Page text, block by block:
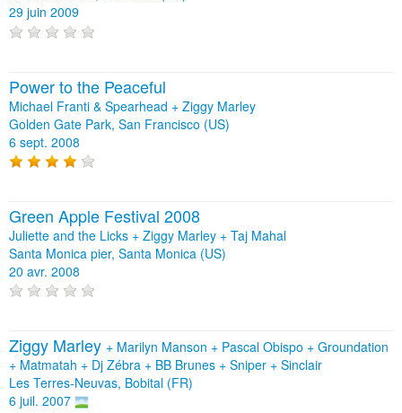
29 juin 2009
Power to the Peaceful
Michael Franti & Spearhead + Ziggy Marley
Golden Gate Park, San Francisco (US)
6 sept. 2008
Green Apple Festival 2008
Juliette and the Licks + Ziggy Marley + Taj Mahal
Santa Monica pier, Santa Monica (US)
20 avr. 2008
Ziggy Marley + Marilyn Manson + Pascal Obispo + Groundation
+ Matmatah + Dj Zébra + BB Brunes + Sniper + Sinclair
Les Terres-Neuvas, Bobital (FR)
6 juil. 2007